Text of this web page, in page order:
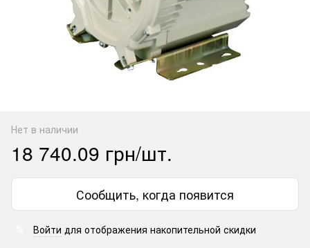
Нет в наличии
18 740.09 грн/шт.
Сообщить, когда появится
Войти для отображения накопительной скидки